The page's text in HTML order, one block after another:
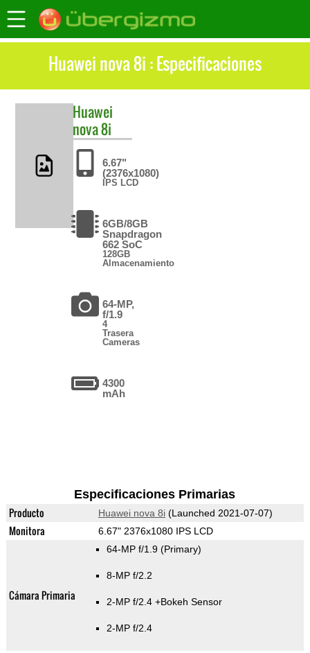
Huawei nova 8i : Especificaciones
Huawei
nova 8i
6.67"
(2376x1080)
IPS LCD
6GB/8GB
Snapdragon
662 SoC
128GB
Almacenamiento
64-MP,
f/1.9
4
Trasera
Cameras
4300
mAh
Especificaciones Primarias
Producto Huawei nova 8i(Launched 2021-07-07)
Monitora 6.67" 2376x1080 IPS LCD
Cámara Primaria
64-MP f/1.9 (Primary)
8-MP f/2.2
2-MP f/2.4 +Bokeh Sensor
2-MP f/2.4